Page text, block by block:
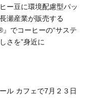
ー豆に環境配慮型パッ
瀬産業が販売する
』でコーヒーの“サステ
さを”身近に
ル カフェで7月２３日